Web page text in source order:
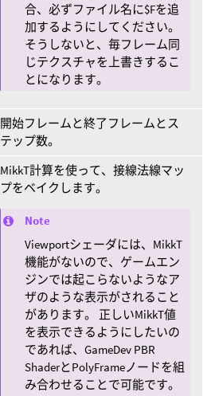
合、必ずファイル名に$Fを追
加するようにしてください。
そうしないと、毎フレーム同
じテクスチャを上書きするこ
とになります。
開始フレームと終了フレームとス
テップ数。
MikkT計算を使って、接線法線マッ
プをベイクします。
Note
Viewportシェーダには、MikkT
機能がないので、ゲームエン
ジンでは起こらないようなア
ザのような表示がされること
があります。 正しいMikkT値
を表示できるようにしたいの
であれば、GameDev PBR
ShaderとPolyFrameノードを組
み合わせることで可能です。